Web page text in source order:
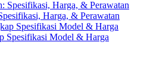
Harga, & Perawatan
Spesifikasi Model & Harga